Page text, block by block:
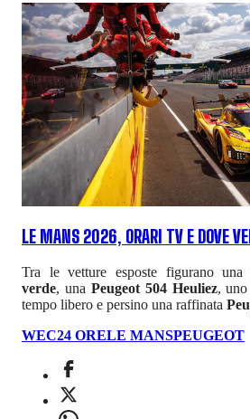
LE MANS 2026, ORARI TV E DOVE
Tra le vetture esposte figurano una
verde, una Peugeot 504 Heuliez,
tempo libero e persino una raffinata
WEC24 ORELE MANSPEUGEOT